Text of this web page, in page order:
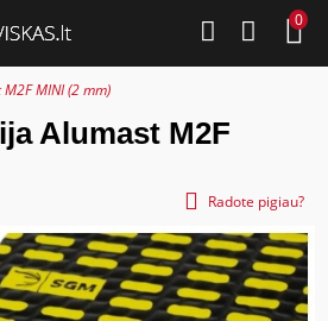
0
MINI (2 mm)
Alumast M2F
Radote pigiau?